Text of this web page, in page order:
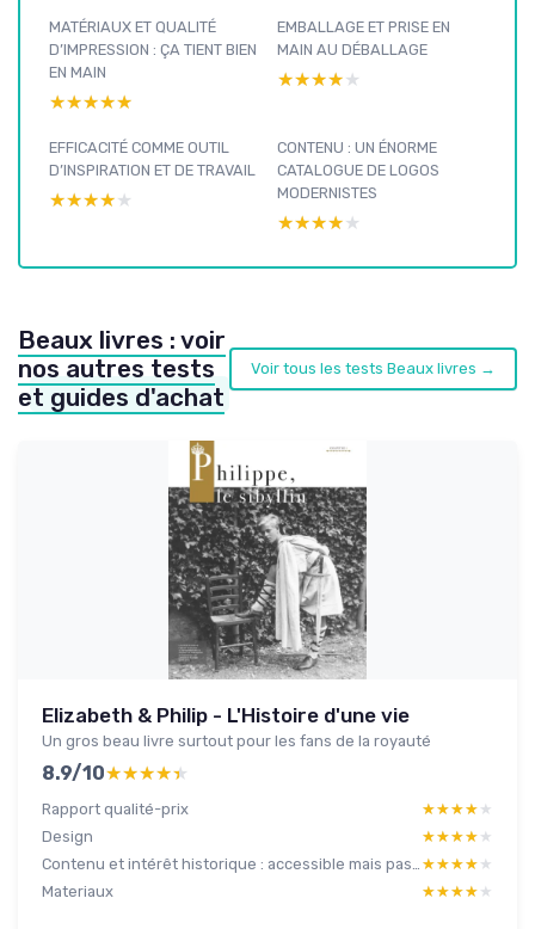
MATÉRIAUX ET QUALITÉ
D’IMPRESSION : ÇA TIENT BIEN
EN MAIN
★★★★★
★★★★★
EMBALLAGE ET PRISE EN
MAIN AU DÉBALLAGE
★★★★★
★★★★★
EFFICACITÉ COMME OUTIL
D’INSPIRATION ET DE TRAVAIL
★★★★★
★★★★★
CONTENU : UN ÉNORME
CATALOGUE DE LOGOS
MODERNISTES
★★★★★
★★★★★
Beaux livres : voir
nos autres tests
et guides d'achat
Voir tous les tests Beaux livres →
Elizabeth & Philip - L'Histoire d'une vie
Un gros beau livre surtout pour les fans de la royauté
8.9/10★★★★★
★★★★★
Rapport qualité-prix ★★★★★
★★★★★
Design
★★★★★
★★★★★
★★★★★
★★★★★
Materiaux
★★★★★
★★★★★